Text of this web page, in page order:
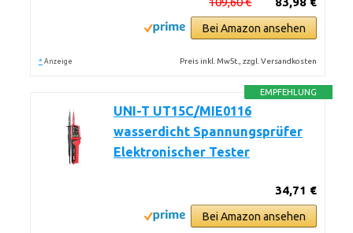
Bei Amazon ansehen
* Anzeige Preis inkl. MwSt., zzgl. Versandkosten
EMPFEHLUNG
UNI-T UT15C/MIE0116
wasserdicht Spannungsprüfer
Elektronischer Tester
34,71 €
Bei Amazon ansehen